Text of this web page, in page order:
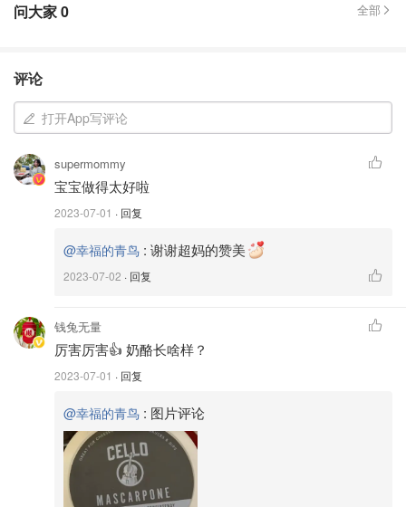
2⃣️打发蛋黄至微微变色，煮糖水至大滚（115度），再把糖
问大家0 全部
评论
打开App写评论
supermommy
宝宝做得太好啦
2023-07-01 · 回复
@幸福的青鸟 : 谢谢超妈的赞美
2023-07-02 · 回复
钱兔无量
厉害厉害👍 奶酪长啥样？
2023-07-01 · 回复
@幸福的青鸟 : 图片评论